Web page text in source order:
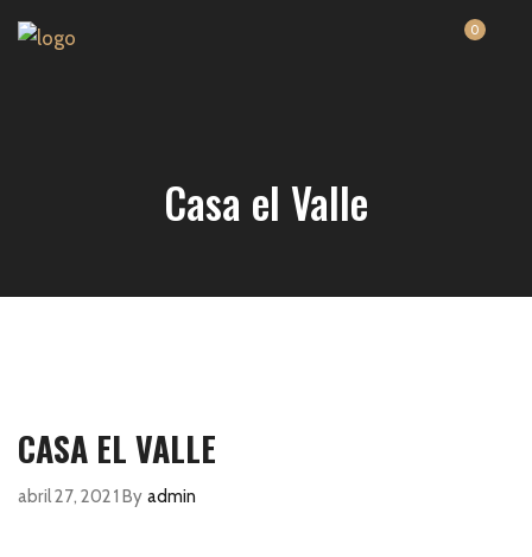
0
Casa el Valle
CASA EL VALLE
abril 27, 2021 By admin